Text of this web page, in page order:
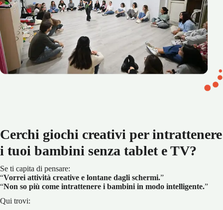
Cerchi giochi creativi per intrattenere
i tuoi bambini senza tablet e TV?
Se ti capita di pensare:
“Vorrei attività creative e lontane dagli schermi.”
“Non so più come intrattenere i bambini in modo intelligente.”
Qui trovi: